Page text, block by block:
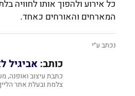
כל אירוע ולהפוך אותו לחוויה
המארחים והאורחים כאחד.
נכתב ע״י
כותב: אביגיל
כתבת עיצוב ואופנה,
צלמת ובעלת אתר